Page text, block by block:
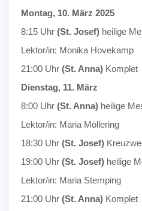
Montag, 10. März 2025
8:15 Uhr (St. Josef) heilige
Lektor/in: Monika Hovekamp
21:00 Uhr (St. Anna) Komplet
Dienstag, 11. März
8:00 Uhr (St. Anna) heilige
Lektor/in: Maria Möllering
18:30 Uhr (St. Josef)
19:00 Uhr (St. Josef) heilige
Lektor/in: Maria Stemping
21:00 Uhr (St. Anna) Komplet